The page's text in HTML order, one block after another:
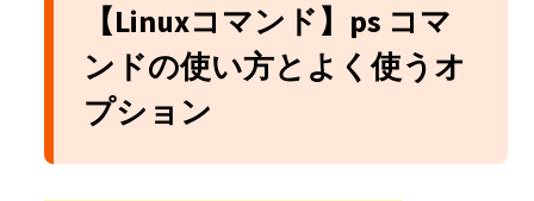
きの解消手順と考え方
【Linuxコマンド】ps コマ
ンドの使い方とよく使うオ
プション